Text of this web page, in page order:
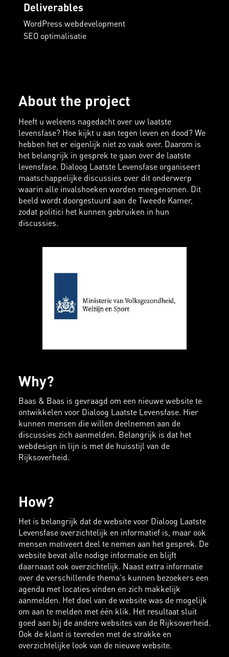
Deliverables
WordPress webdevelopment
SEO optimalisatie
About the project
Heeft u weleens nagedacht over uw laatste
levensfase? Hoe kijkt u aan tegen leven en dood? We
hebben het er eigenlijk niet zo vaak over. Daarom is
het belangrijk in gesprek te gaan over de laatste
levensfase. Dialoog Laatste Levensfase organiseert
maatschappelijke discussies over dit onderwerp
waarin alle invalshoeken worden meegenomen. Dit
beeld wordt doorgestuurd aan de Tweede Kamer,
zodat politici het kunnen gebruiken in hun
discussies.
Why?
Baas & Baas is gevraagd om een nieuwe website te
ontwikkelen voor Dialoog Laatste Levensfase. Hier
kunnen mensen die willen deelnemen aan de
discussies zich aanmelden. Belangrijk is dat het
webdesign in lijn is met de huisstijl van de
Rijksoverheid.
How?
Het is belangrijk dat de website voor Dialoog Laatste
Levensfase overzichtelijk en informatief is, maar ook
mensen motiveert deel te nemen aan het gesprek. De
website bevat alle nodige informatie en blijft
daarnaast ook overzichtelijk. Naast extra informatie
over de verschillende thema's kunnen bezoekers een
agenda met locaties vinden en zich makkelijk
aanmelden. Het doel van de website was de mogelijk
om aan te melden met één klik. Het resultaat sluit
goed aan bij de andere websites van de Rijksoverheid.
Ook de klant is tevreden met de strakke en
overzichtelijke look van de nieuwe website.